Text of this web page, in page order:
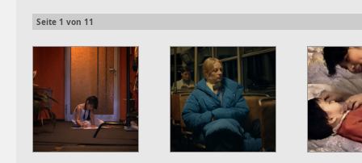
Seite 1 von 11